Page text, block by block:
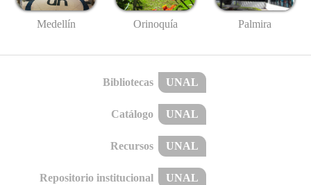
Medellín Orinoquía Palmira
Bibliotecas UNAL
Catálogo UNAL
Recursos UNAL
Repositorio institucional UNAL